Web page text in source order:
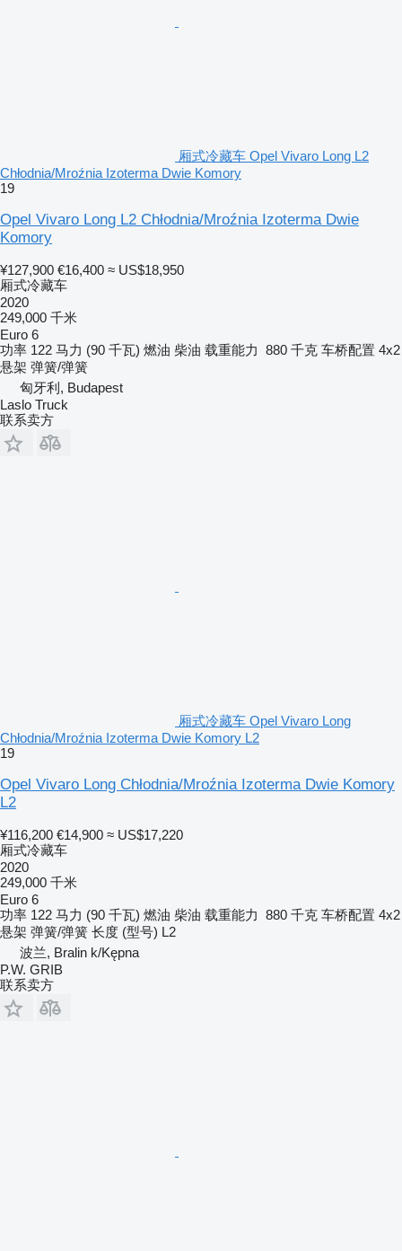
厢式冷藏车 Opel Vivaro Long L2
Chłodnia/Mroźnia Izoterma Dwie Komory
19
Opel Vivaro Long L2 Chłodnia/Mroźnia Izoterma Dwie
Komory
¥127,900 €16,400 ≈ US$18,950
厢式冷藏车
2020
249,000 千米
Euro 6
功率 122 马力 (90 千瓦) 燃油 柴油 载重能力 880 千克 车桥配置 4x2
悬架 弹簧/弹簧
匈牙利, Budapest
Laslo Truck
联系卖方
厢式冷藏车 Opel Vivaro Long
Chłodnia/Mroźnia Izoterma Dwie Komory L2
19
Opel Vivaro Long Chłodnia/Mroźnia Izoterma Dwie Komory
L2
¥116,200 €14,900 ≈ US$17,220
厢式冷藏车
2020
249,000 千米
Euro 6
功率 122 马力 (90 千瓦) 燃油 柴油 载重能力 880 千克 车桥配置 4x2
悬架 弹簧/弹簧 长度 (型号) L2
波兰, Bralin k/Kępna
P.W. GRIB
联系卖方